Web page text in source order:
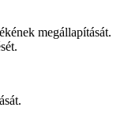
megállapítását.